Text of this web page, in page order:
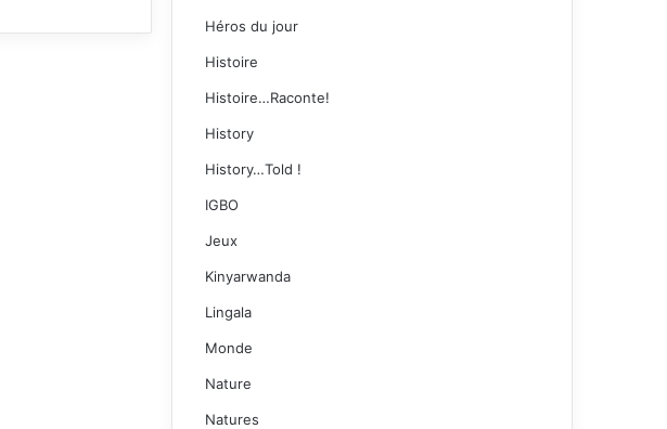
Héros du jour
Histoire
Histoire…Raconte!
History
History…Told !
IGBO
Jeux
Kinyarwanda
Lingala
Monde
Nature
Natures